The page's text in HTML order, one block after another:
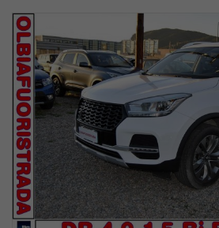
• Km 69200
• PRONTA CONSEGNA
• Motore 1.5 114cv benz/GPL
• Cambio manuale
• Euro 6d
Optional:
BLUETOOTH, RETROCAMERA, CERCHI
ISOFIX, CLIMA AUTOMATICO, APPLE
AUTO, CRUISE CONTROL, LUCI A LED,
APRIBILE, INTERNI IN PELLE, BARRE
RICHIUDIBILI ELETTRICAMENTE